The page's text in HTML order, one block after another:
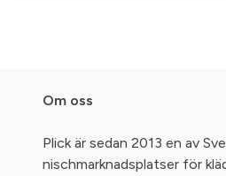
Om oss
Plick är sedan 2013 en av
nischmarknadsplatser för